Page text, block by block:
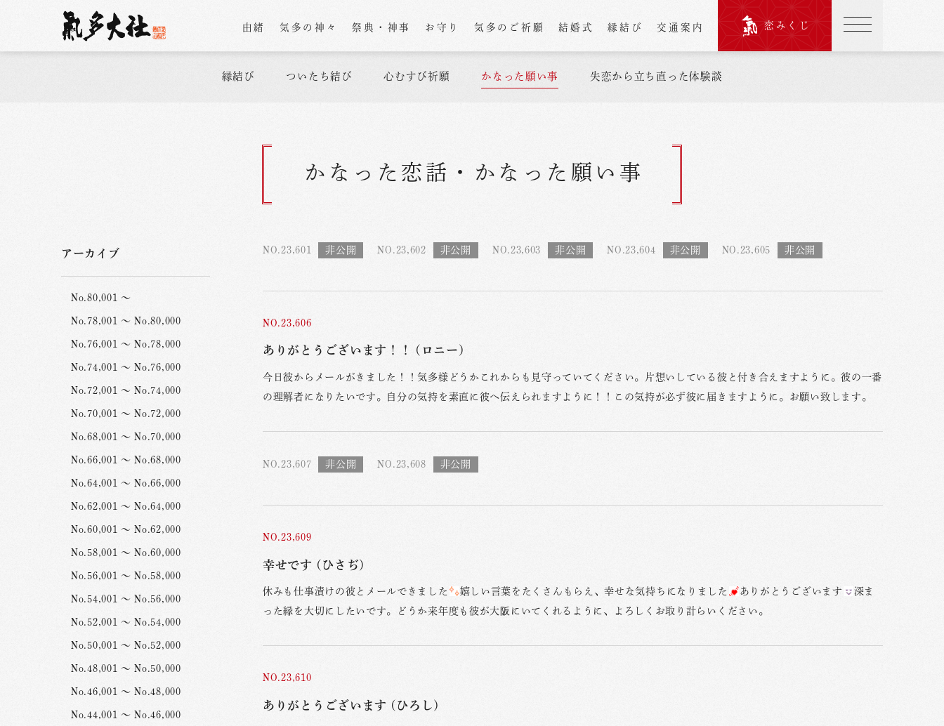
由緒 気多の神々 祭典・神事 お守り 気多のご祈願 結婚式 縁結び 交通案内 恋みくじ
縁結び ついたち結び 心むすび祈願 かなった願い事 失恋から立ち直った体験談
かなった恋話 ・ かなった願い事
NO.23,601 NO.23,602 NO.23,603 NO.23,604 NO.23,605
NO.23,606
ありがとうございます！！ (ロニー)
今日彼からメールがきました！！気多様どうかこれからも見守っていてください。片想いしている彼と付き合えますように。彼の一番
の理解者になりたいです。自分の気持を素直に彼へ伝えられますように！！この気持が必ず彼に届きますように。お願い致します。
NO.23,607 NO.23,608
NO.23,609
幸せです (ひさぢ)
休みも仕事漬けの彼とメールできました 嬉しい言葉をたくさんもらえ、幸せな気持ちになりました ありがとうございます
深ま
った縁を大切にしたいです。どうか来年度も彼が大阪にいてくれるように、よろしくお取り計らいください。
NO.23,610
ありがとうございます (ひろし)
アーカイブ
No.80,001 ～
No.78,001 ～ No.80,000
No.76,001 ～ No.78,000
No.74,001 ～ No.76,000
No.72,001 ～ No.74,000
No.70,001 ～ No.72,000
No.68,001 ～ No.70,000
No.66,001 ～ No.68,000
No.64,001 ～ No.66,000
No.62,001 ～ No.64,000
No.60,001 ～ No.62,000
No.58,001 ～ No.60,000
No.56,001 ～ No.58,000
No.54,001 ～ No.56,000
No.52,001 ～ No.54,000
No.50,001 ～ No.52,000
No.48,001 ～ No.50,000
No.46,001 ～ No.48,000
No.44,001 ～ No.46,000